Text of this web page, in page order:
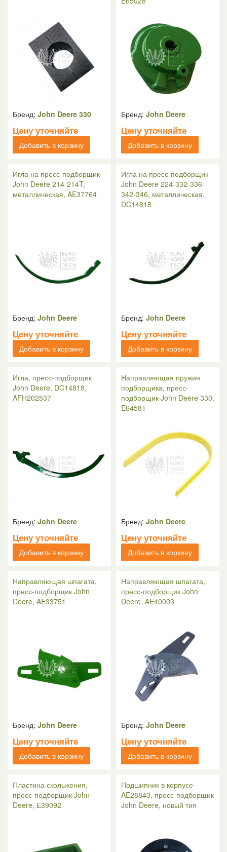
Бренд: John Deere 330
Цену уточняйте
Добавить в корзину
Бренд: John Deere
Цену уточняйте
Добавить в корзину
Игла на пресс-подборщик
John Deere 214-214T,
металлическая, AE37764
Бренд: John Deere
Цену уточняйте
Добавить в корзину
Игла на пресс-подборщик
John Deere 224-332-336-
342-346, металлическая,
DC14818
Бренд: John Deere
Цену уточняйте
Добавить в корзину
Игла, пресс-подборщик
John Deere, DC14818,
AFH202537
Бренд: John Deere
Цену уточняйте
Добавить в корзину
Направляющая пружин
подборщика, пресс-
подборщик John Deere 330,
E64581
Бренд: John Deere
Цену уточняйте
Добавить в корзину
Направляющая шпагата,
пресс-подборщик John
Deere, AE33751
Бренд: John Deere
Цену уточняйте
Добавить в корзину
Направляющая шпагата,
пресс-подборщик John
Deere, AE40003
Бренд: John Deere
Цену уточняйте
Добавить в корзину
Пластина скольжения,
пресс-подборщик John
Deere, Е39092
Подшипник в корпусе
AE28843, пресс-подборщик
John Deere, новый тип